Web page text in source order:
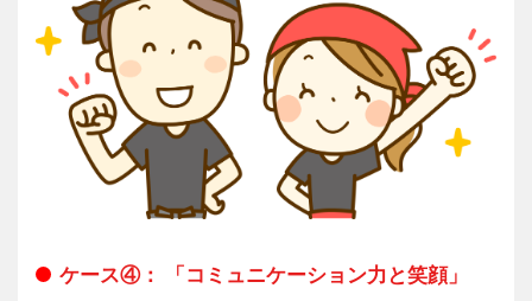
ケース④： 「コミュニケーション力と笑顔」